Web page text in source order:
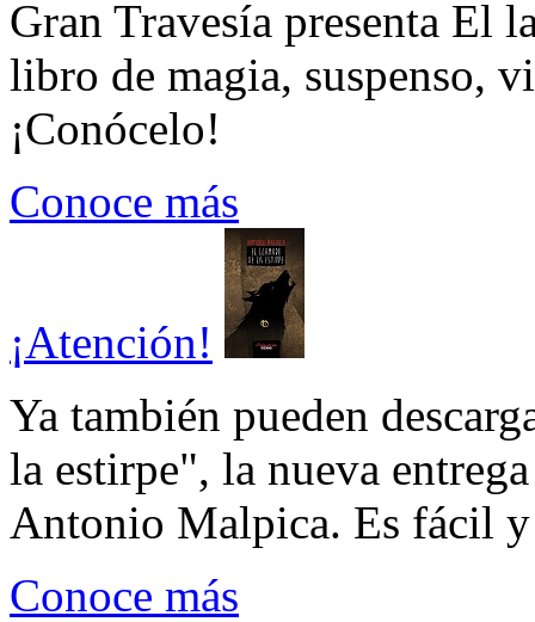
Gran Travesía presenta El
libro de magia, suspenso,
¡Conócelo!
Conoce más
¡Atención!
Ya también pueden
la estirpe", la nueva
Antonio Malpica. Es fácil
Conoce más